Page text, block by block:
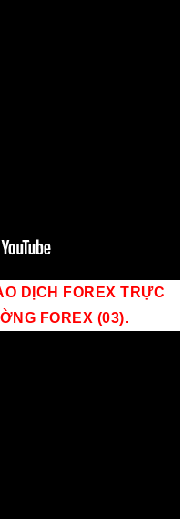
DỊCH FOREX TRỰC
FOREX (03).